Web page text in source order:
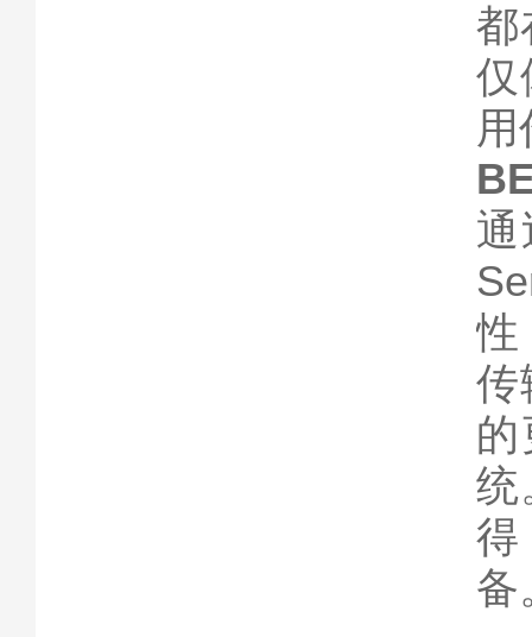
都
仅
通
性
传
统
备